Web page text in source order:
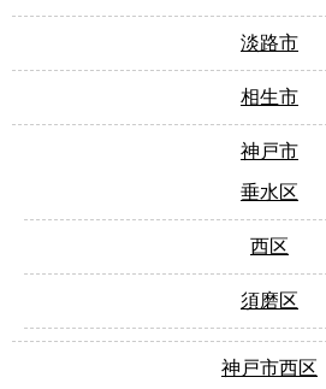
淡路市
相生市
神戸市
垂水区
西区
須磨区
神戸市西区